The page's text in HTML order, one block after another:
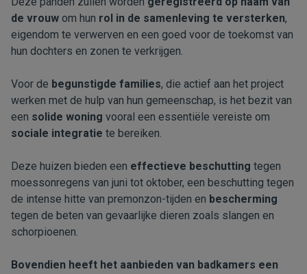
de vrouw om hun rol in de samenleving te versterken,
eigendom te verwerven en een goed voor de toekomst van
hun dochters en zonen te verkrijgen.
Voor de begunstigde families, die actief aan het project
werken met de hulp van hun gemeenschap, is het bezit van
een solide woning vooral een essentiële vereiste om
sociale integratie te bereiken.
Deze huizen bieden een effectieve beschutting tegen
moessonregens van juni tot oktober, een beschutting tegen
de intense hitte van premonzon-tijden en bescherming
tegen de beten van gevaarlijke dieren zoals slangen en
schorpioenen.
Bovendien heeft het aanbieden van badkamers een